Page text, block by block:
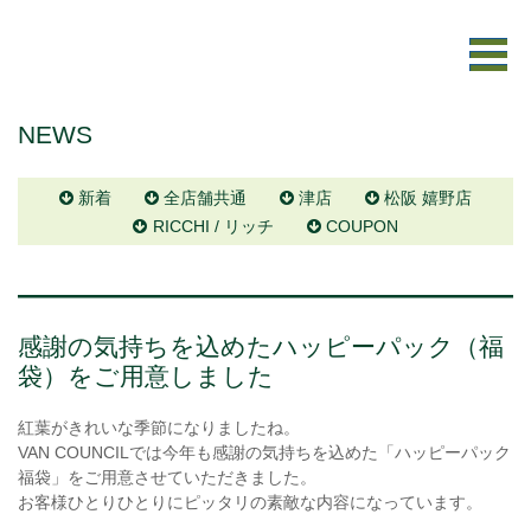
NEWS
新着 全店舗共通 津店
松阪 嬉野店
RICCHI / リッチ
COUPON
感謝の気持ちを込めたハッピーパック（福
袋）をご用意しました
紅葉がきれいな季節になりましたね。
VAN COUNCILでは今年も感謝の気持ちを込めた「ハッピーパック
福袋」をご用意させていただきました。
お客様ひとりひとりにピッタリの素敵な内容になっています。